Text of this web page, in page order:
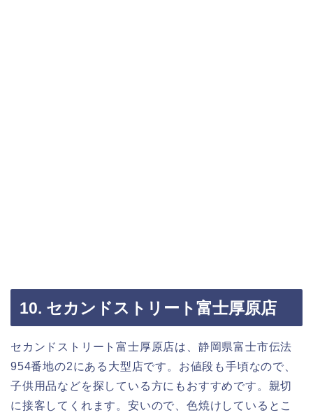
10. セカンドストリート富士厚原店
セカンドストリート富士厚原店は、静岡県富士市伝法
954番地の2にある大型店です。お値段も手頃なので、
子供用品などを探している方にもおすすめです。親切
に接客してくれます。安いので、色焼けしているとこ